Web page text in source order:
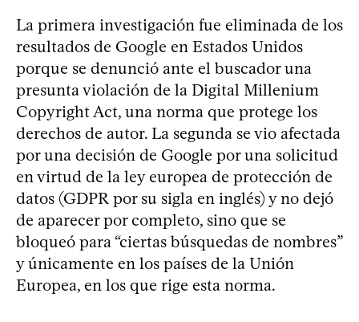
La primera investigación fue eliminada de los
resultados de Google en Estados Unidos
porque se denunció ante el buscador una
presunta violación de la Digital Millenium
Copyright Act, una norma que protege los
derechos de autor. La segunda se vio afectada
por una decisión de Google por una solicitud
en virtud de la ley europea de protección de
datos (GDPR por su sigla en inglés) y no dejó
de aparecer por completo, sino que se
bloqueó para “ciertas búsquedas de nombres”
y únicamente en los países de la Unión
Europea, en los que rige esta norma.